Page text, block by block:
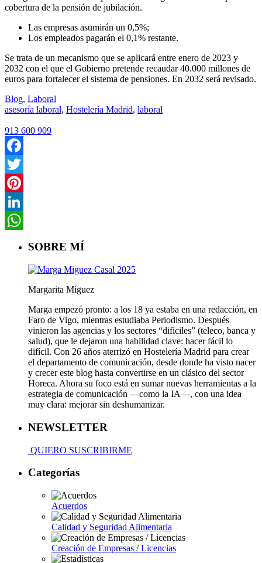
cobertura de la pensión de jubilación.
Las empresas asumirán un 0,5%;
Los empleados pagarán el 0,1% restante.
Se trata de un mecanismo que se aplicará entre enero de 2023 y
2032 con el que el Gobierno pretende recaudar 40.000 millones de
euros para fortalecer el sistema de pensiones. En 2032 será revisado.
Blog, Laboral
asesoría laboral, Hostelería Madrid, laboral
913 600 909
Facebook
Twitter
Pinterest
LinkedIn
SOBRE MÍ
Margarita Míguez
Marga empezó pronto: a los 18 ya estaba en una redacción, en
Faro de Vigo, mientras estudiaba Periodismo. Después
vinieron las agencias y los sectores “difíciles” (teleco, banca y
salud), que le dejaron una habilidad clave: hacer fácil lo
difícil. Con 26 años aterrizó en Hostelería Madrid para crear
el departamento de comunicación, desde donde ha visto nacer
y crecer este blog hasta convertirse en un clásico del sector
Horeca. Ahora su foco está en sumar nuevas herramientas a la
estrategia de comunicación —como la IA—, con una idea
muy clara: mejorar sin deshumanizar.
NEWSLETTER
QUIERO SUSCRIBIRME
Categorías
Acuerdos
Calidad y Seguridad Alimentaria
Creación de Empresas / Licencias